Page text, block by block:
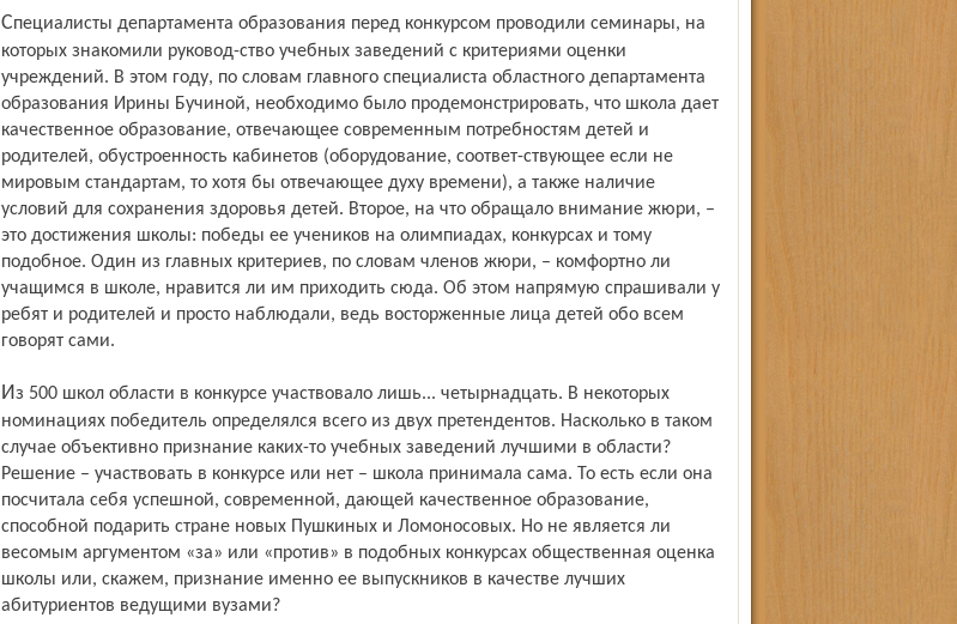
Специалисты департамента образования перед конкурсом проводили семинары, на
которых знакомили руковод-ство учебных заведений с критериями оценки
учреждений. В этом году, по словам главного специалиста областного департамента
образования Ирины Бучиной, необходимо было продемонстрировать, что школа дает
качественное образование, отвечающее современным потребностям детей и
родителей, обустроенность кабинетов (оборудование, соответ-ствующее если не
мировым стандартам, то хотя бы отвечающее духу времени), а также наличие
условий для сохранения здоровья детей. Второе, на что обращало внимание жюри, –
это достижения школы: победы ее учеников на олимпиадах, конкурсах и тому
подобное. Один из главных критериев, по словам членов жюри, – комфортно ли
учащимся в школе, нравится ли им приходить сюда. Об этом напрямую спрашивали у
ребят и родителей и просто наблюдали, ведь восторженные лица детей обо всем
говорят сами.
Из 500 школ области в конкурсе участвовало лишь... четырнадцать. В некоторых
номинациях победитель определялся всего из двух претендентов. Насколько в таком
случае объективно признание каких-то учебных заведений лучшими в области?
Решение – участвовать в конкурсе или нет – школа принимала сама. То есть если она
посчитала себя успешной, современной, дающей качественное образование,
способной подарить стране новых Пушкиных и Ломоносовых. Но не является ли
весомым аргументом «за» или «против» в подобных конкурсах общественная оценка
школы или, скажем, признание именно ее выпускников в качестве лучших
абитуриентов ведущими вузами?